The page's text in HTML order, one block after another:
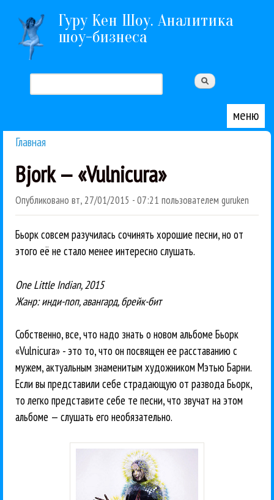
Перейти к основному содержанию
Гуру Кен Шоу. Аналитика
шоу-бизнеса
Форма поиска
меню
Главная
Bjork — «Vulnicura»
Опубликовано вт, 27/01/2015 - 07:21 пользователем guruken
Бьорк совсем разучилась сочинять хорошие песни, но от
этого её не стало менее интересно слушать.
One Little Indian, 2015
Жанр: инди-поп, авангард, брейк-бит
Собственно, все, что надо знать о новом альбоме Бьорк
«Vulnicura» - это то, что он посвящен ее расставанию с
мужем, актуальным знаменитым художником Мэтью Барни.
Если вы представили себе страдающую от развода Бьорк,
то легко представите себе те песни, что звучат на этом
альбоме — слушать его необязательно.